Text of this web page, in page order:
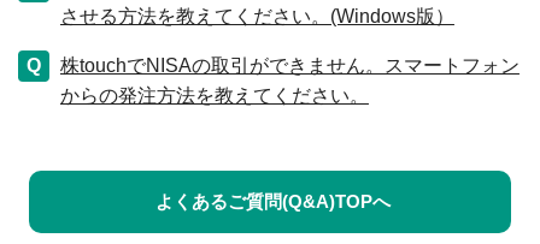
させる方法を教えてください。(Windows版）
株touchでNISAの取引ができません。スマートフォン
からの発注方法を教えてください。
よくあるご質問(Q&A)TOPへ